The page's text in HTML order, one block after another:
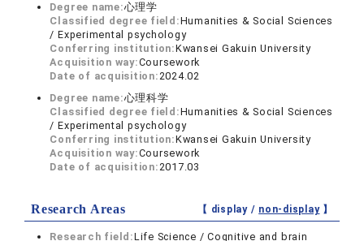
Degree name:心理学
Classified degree field:Humanities & Social Sciences
/ Experimental psychology
Conferring institution:Kwansei Gakuin University
Acquisition way:Coursework
Date of acquisition:2024.02
Degree name:心理科学
Classified degree field:Humanities & Social Sciences
/ Experimental psychology
Conferring institution:Kwansei Gakuin University
Acquisition way:Coursework
Date of acquisition:2017.03
Research Areas 【 display / non-display】
Research field:Life Science / Cognitive and brain